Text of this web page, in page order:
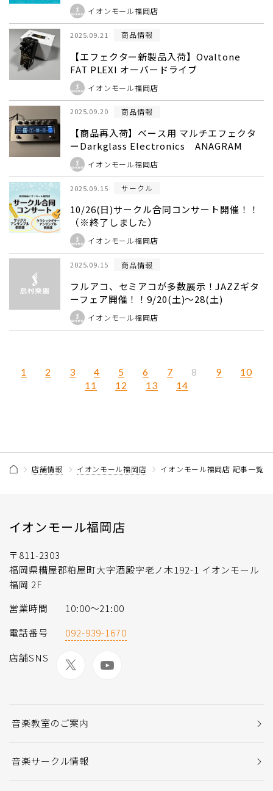
イオンモール福岡店
2025.09.21 商品情報
【エフェクター新製品入荷】Ovaltone
FAT PLEXI オーバードライブ
イオンモール福岡店
2025.09.20 商品情報
【商品再入荷】ベース用 マルチエフェクタ
ーDarkglass Electronics ANAGRAM
イオンモール福岡店
2025.09.15 サークル
10/26(日)サークル合同コンサート開催！！
（※終了しました）
イオンモール福岡店
2025.09.15 商品情報
フルアコ、セミアコが多数展示！JAZZギタ
ーフェア開催！！9/20(土)～28(土)
イオンモール福岡店
1 2 3 4 5 6 7 8 9
10
11
12 13 14
店舗情報 イオンモール福岡店 イオンモール福岡店 記事一覧
イオンモール福岡店
〒811-2303
福岡県糟屋郡粕屋町大字酒殿字老ノ木192-1 イオンモール
福岡 2F
営業時間
10:00〜21:00
電話番号
092-939-1670
店舗SNS
音楽教室のご案内
音楽サークル情報